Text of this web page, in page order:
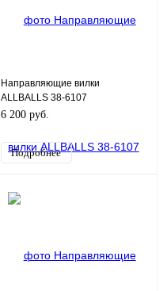
Направляющие вилки
ALLBALLS 38-6107
6 200 руб.
Подробнее